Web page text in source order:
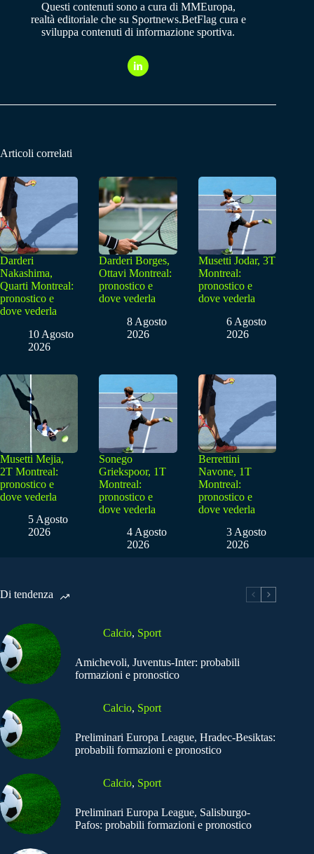
Questi contenuti sono a cura di MMEuropa,
realtà editoriale che su Sportnews.BetFlag cura e
sviluppa contenuti di informazione sportiva.
Articoli correlati
Darderi
Nakashima,
Quarti Montreal:
pronostico e
dove vederla
10 Agosto
2026
Darderi Borges,
Ottavi Montreal:
pronostico e
dove vederla
8 Agosto
2026
Musetti Jodar, 3T
Montreal:
pronostico e
dove vederla
6 Agosto
2026
Musetti Mejia,
2T Montreal:
pronostico e
dove vederla
5 Agosto
2026
Sonego
Griekspoor, 1T
Montreal:
pronostico e
dove vederla
4 Agosto
2026
Berrettini
Navone, 1T
Montreal:
pronostico e
dove vederla
3 Agosto
2026
Di tendenza
Calcio, Sport
Amichevoli, Juventus-Inter: probabili
formazioni e pronostico
Calcio, Sport
Preliminari Europa League, Hradec-Besiktas:
probabili formazioni e pronostico
Calcio, Sport
Preliminari Europa League, Salisburgo-
Pafos: probabili formazioni e pronostico